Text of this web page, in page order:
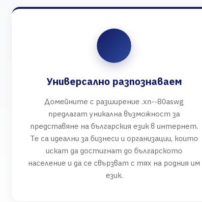
Универсално разпознаваем
Домейните с разширение .xn--80aswg
предлагат уникална възможност за
представяне на българския език в интернет.
Те са идеални за бизнеси и организации, които
искат да достигнат до българското
население и да се свързват с тях на родния им
език.